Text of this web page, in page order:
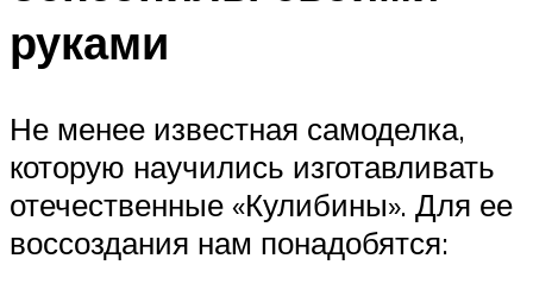
руками
Не менее известная самоделка,
которую научились изготавливать
отечественные «Кулибины». Для ее
воссоздания нам понадобятся: